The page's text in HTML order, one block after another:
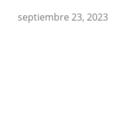
septiembre 23, 2023